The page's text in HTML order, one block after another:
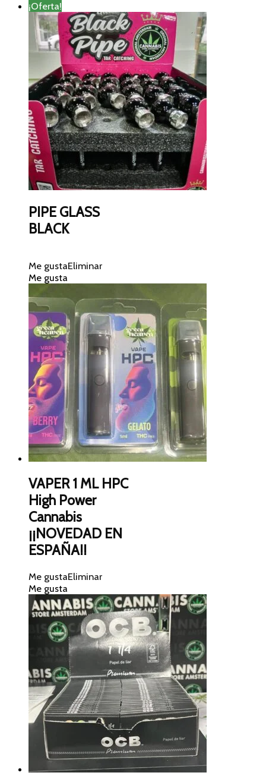
¡Oferta!
PIPE GLASS
BLACK
Me gustaEliminar
Me gusta
VAPER 1 ML HPC
High Power
Cannabis
¡¡NOVEDAD EN
ESPAÑA!!
Me gustaEliminar
Me gusta